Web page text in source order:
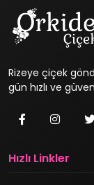
Rizeye çiçek
gün hızlı ve
Hızlı Linkler